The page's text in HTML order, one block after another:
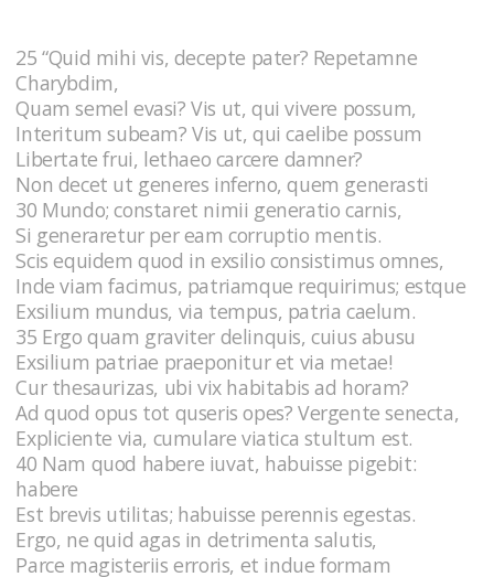
25 “Quid mihi vis, decepte pater? Repetamne
Charybdim,
Quam semel evasi? Vis ut, qui vivere possum,
Interitum subeam? Vis ut, qui caelibe possum
Libertate frui, lethaeo carcere damner?
Non decet ut generes inferno, quem generasti
30 Mundo; constaret nimii generatio carnis,
Si generaretur per eam corruptio mentis.
Scis equidem quod in exsilio consistimus omnes,
Inde viam facimus, patriamque requirimus; estque
Exsilium mundus, via tempus, patria caelum.
35 Ergo quam graviter delinquis, cuius abusu
Exsilium patriae praeponitur et via metae!
Cur thesaurizas, ubi vix habitabis ad horam?
Ad quod opus tot quseris opes? Vergente senecta,
Expliciente via, cumulare viatica stultum est.
40 Nam quod habere iuvat, habuisse pigebit:
habere
Est brevis utilitas; habuisse perennis egestas.
Ergo, ne quid agas in detrimenta salutis,
Parce magisteriis erroris, et indue formam